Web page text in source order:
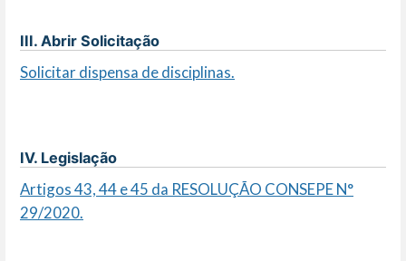
III. Abrir Solicitação
Solicitar dispensa de disciplinas.
IV. Legislação
Artigos 43, 44 e 45 da RESOLUÇÃO CONSEPE N°
29/2020.